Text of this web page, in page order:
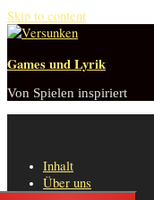
Skip to content
Games und Lyrik
Von Spielen inspiriert
Inhalt
Über uns